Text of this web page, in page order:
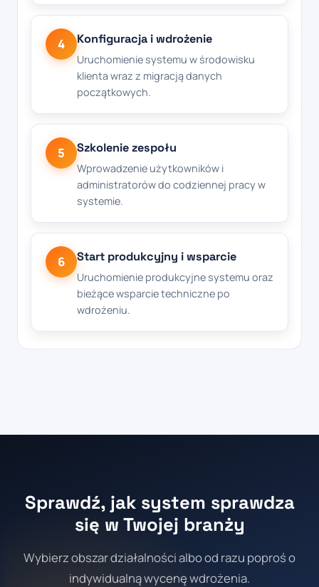
4 Konfiguracja i wdrożenie
Uruchomienie systemu w środowisku
klienta wraz z migracją danych
początkowych.
5 Szkolenie zespołu
Wprowadzenie użytkowników i
administratorów do codziennej pracy w
systemie.
6 Start produkcyjny i wsparcie
Uruchomienie produkcyjne systemu oraz
bieżące wsparcie techniczne po
wdrożeniu.
Sprawdź, jak system sprawdza
się w Twojej branży
Wybierz obszar działalności albo od razu poproś o
indywidualną wycenę wdrożenia.